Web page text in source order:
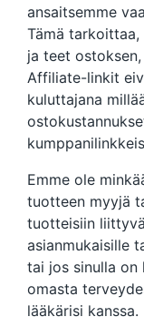
ansaitsemme
Tämä
ja teet
Affiliate-linkit
kuluttajana
Emme ole
tuotteen myyjä
tuotteisiin
asianmukaisille
tai jos sinulla on
omasta
lääkärisi kanssa.